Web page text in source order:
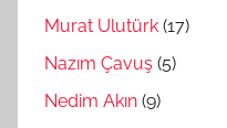
Murat Ulutürk (17)
Nazım Çavuş (5)
Nedim Akın (9)